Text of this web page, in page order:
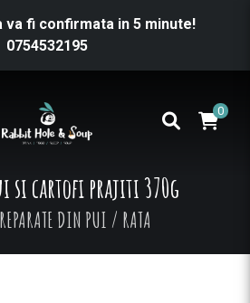
va fi confirmata in 5 minute!
0754532195
0
si cartofi prajiti 370g
DIN PUI / RATA